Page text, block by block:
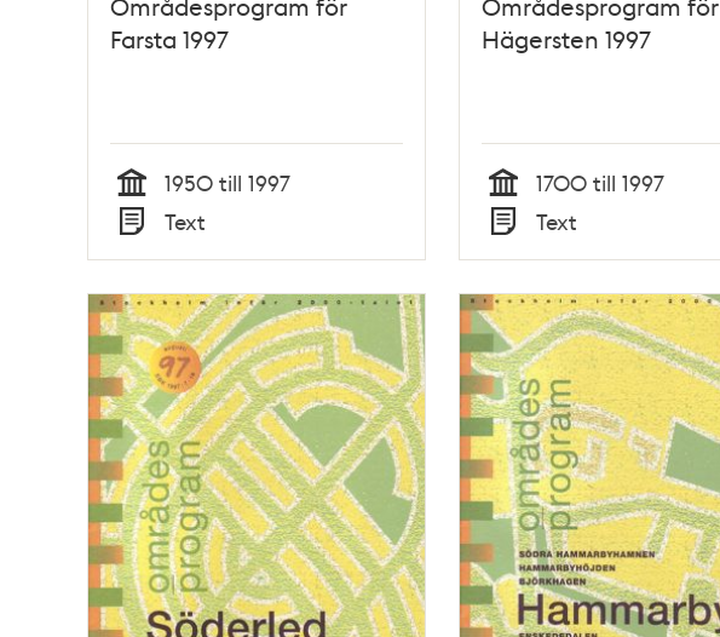
Farsta 1997
Tid
1950 till 1997
Typ
Text
Hägersten 1997
Tid
1700 till 1997
Typ
Text